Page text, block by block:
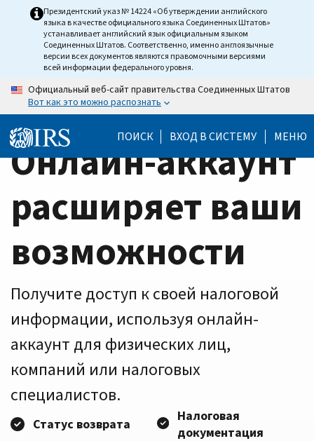
HomeПрезидентский указ № 14224 «Об утверждении английского
языка в качестве официального языка Соединенных Штатов»
устанавливает английский язык официальным языком
Соединенных Штатов. Соответственно, именно англоязычные
версии всех документов являются правомочными версиями
всей информации федерального уровня.
Официальный веб-сайт правительства Соединенных Штатов
Вот как это можно распознать
ПОИСК ВХОД В СИСТЕМУ МЕНЮ
Онлайн-аккаунт
расширяет ваши
возможности
Получите доступ к своей налоговой
информации, используя онлайн-
аккаунт для физических лиц,
компаний или налоговых
специалистов.
Статус возврата
Налоговая
документация